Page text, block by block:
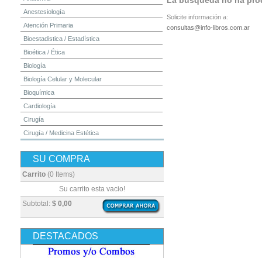
Anestesiología
Atención Primaria
Bioestadistica / Estadística
Bioética / Ética
Biología
Biología Celular y Molecular
Bioquímica
Cardiología
Cirugía
Cirugía / Medicina Estética
Dermatología
Diagnóstico por Imagen / Radiología
Embriología
Enfermería
Epidemiología
Farmacia / Farmacología
SU COMPRA
Carrito (0 Items)
Subtotal: $ 0,00
Su carrito esta vacio!
DESTACADOS
Solicite información a:
consultas@info-libros.com.ar